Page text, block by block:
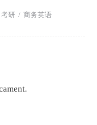
考研 / 商务英语